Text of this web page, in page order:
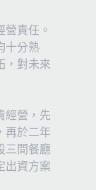
營責任。
十分熟
，對未來
經營，先
再於二年
三間餐廳
出資方案